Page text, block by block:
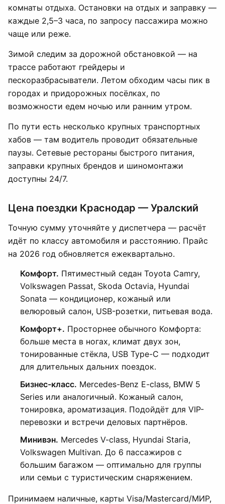
комнаты отдыха. Остановки на отдых и заправку —
каждые 2,5–3 часа, по запросу пассажира можно
чаще или реже.
Зимой следим за дорожной обстановкой — на
трассе работают грейдеры и
пескоразбрасыватели. Летом обходим часы пик в
городах и придорожных посёлках, по
возможности едем ночью или ранним утром.
По пути есть несколько крупных транспортных
хабов — там водитель проводит обязательные
паузы. Сетевые рестораны быстрого питания,
заправки крупных брендов и шиномонтажи
доступны 24/7.
Цена поездки Краснодар — Уралский
Точную сумму уточняйте у диспетчера — расчёт
идёт по классу автомобиля и расстоянию. Прайс
на 2026 год обновляется ежеквартально.
Комфорт. Пятиместный седан Toyota Camry,
Volkswagen Passat, Skoda Octavia, Hyundai
Sonata — кондиционер, кожаный или
велюровый салон, USB-розетки, питьевая вода.
Комфорт+. Просторнее обычного Комфорта:
больше места в ногах, климат двух зон,
тонированные стёкла, USB Type-C — подходит
для длительных дальних поездок.
Бизнес-класс. Mercedes-Benz E-class, BMW 5
Series или аналогичный. Кожаный салон,
тонировка, ароматизация. Подойдёт для VIP-
перевозки и встречи деловых партнёров.
Минивэн. Mercedes V-class, Hyundai Staria,
Volkswagen Multivan. До 6 пассажиров с
большим багажом — оптимально для группы
или семьи с туристическим снаряжением.
Принимаем наличные, карты Visa/Mastercard/МИР,